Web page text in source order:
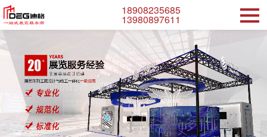
18908235685
13980897611